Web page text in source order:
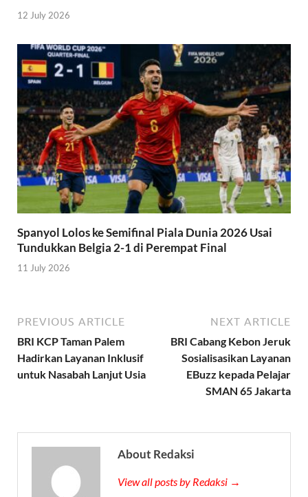
12 July 2026
Spanyol Lolos ke Semifinal Piala Dunia 2026 Usai
Tundukkan Belgia 2-1 di Perempat Final
11 July 2026
PREVIOUS ARTICLE
BRI KCP Taman Palem
Hadirkan Layanan Inklusif
untuk Nasabah Lanjut Usia
NEXT ARTICLE
BRI Cabang Kebon Jeruk
Sosialisasikan Layanan
EBuzz kepada Pelajar
SMAN 65 Jakarta
About Redaksi
View all posts by Redaksi →